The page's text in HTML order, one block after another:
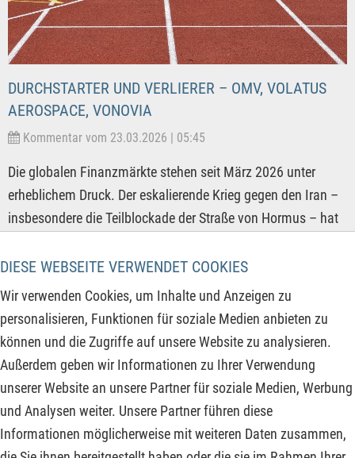
DIESE WEBSEITE VERWENDET COOKIES
Wir verwenden Cookies, um Inhalte und Anzeigen zu
personalisieren, Funktionen für soziale Medien anbieten zu
können und die Zugriffe auf unsere Website zu analysieren.
Außerdem geben wir Informationen zu Ihrer Verwendung
unserer Website an unsere Partner für soziale Medien, Werbung
und Analysen weiter. Unsere Partner führen diese
Informationen möglicherweise mit weiteren Daten zusammen,
DURCHSTARTER UND VERLIERER – OMV, VOLATUS
AEROSPACE, VONOVIA
Kommentar vom 23.03.2026 | 05:45
Die globalen Finanzmärkte stehen seit März 2026 unter
erheblichem Druck. Der eskalierende Krieg gegen den Iran –
insbesondere die Teilblockade der Straße von Hormus – hat
getrieben. Das befeuert den Inflationsdruck weltweit und
gefährdet die erhofften Zinssenkungen der Notenbanken. Die
Börsen kamen entsprechend teils deutlich zurück und allein
der Dow Jones verlor seit Mitte Februar über 5.000 Punkte
bzw. ca. 10 %. Zuletzt wurden sogar Notierungen erreicht, die
zuletzt im September 2025 gesehen worden sind. Wer
profitiert im aktuellen Marktumfeld und wer verliert?